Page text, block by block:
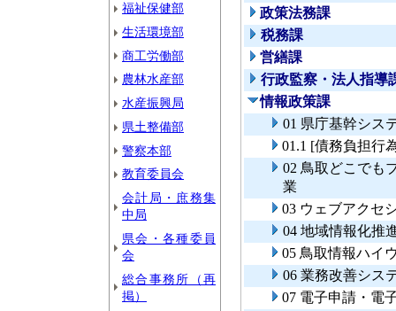
福祉保健部
生活環境部
商工労働部
農林水産部
水産振興局
県土整備部
警察本部
教育委員会
会計局・庶務集
中局
県会・各種委員
会
総合事務所（再
掲）
政策法務課
税務課
営繕課
行政監察・法人指導
情報政策課
01 県庁基幹シス
01.1 [債務負担行
02 鳥取どこでも
業
03 ウェブアクセ
04 地域情報化推
05 鳥取情報ハイ
06 業務改善シス
07 電子申請・電